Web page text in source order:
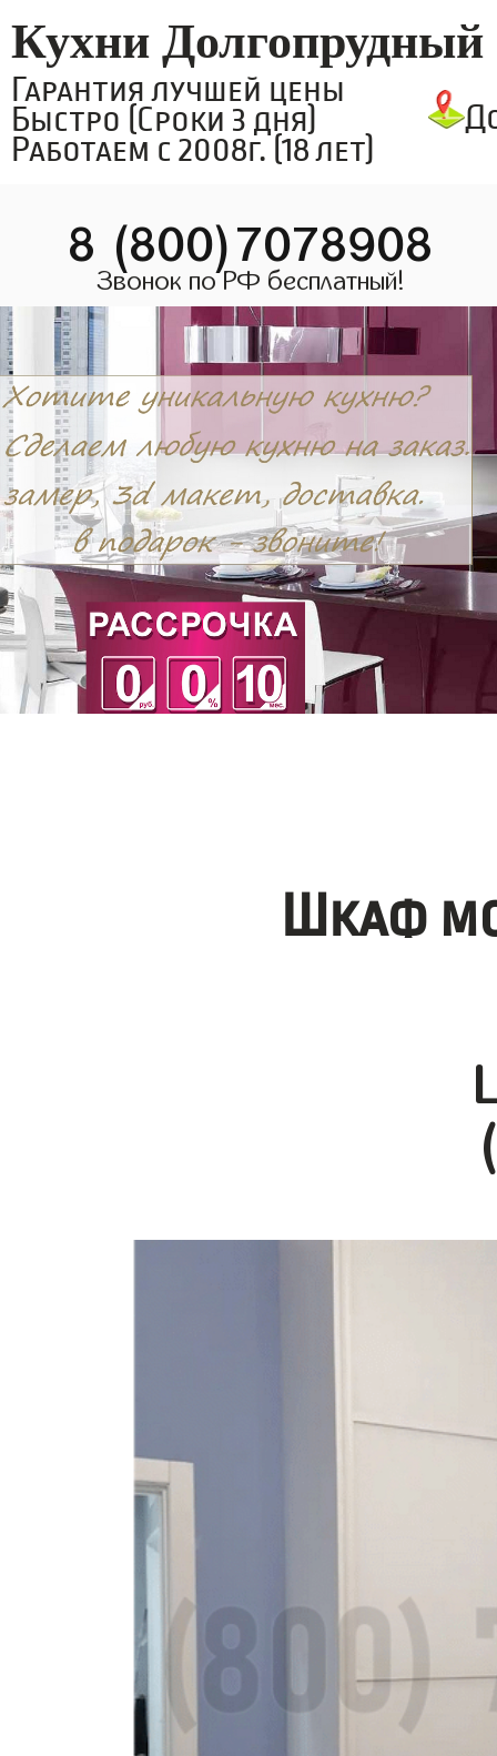
Кухни Долгопрудный
Гарантия лучшей цены
Быстро (Сроки 3 дня)
Работаем с 2008г. (18 лет)
8 (800)7078908
Звонок по РФ бесплатный!
Шкаф